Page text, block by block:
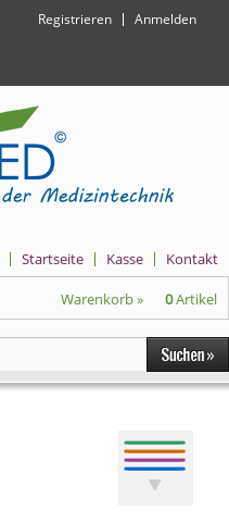
Registrieren Anmelden
Kontakt
Kasse
Startseite
Warenkorb » 0Artikel